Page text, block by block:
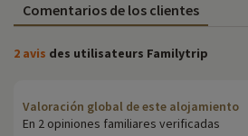
Comentarios de los clientes
2 avis des utilisateurs Familytrip
Valoración global de este alojamiento
En 2 opiniones familiares verificadas